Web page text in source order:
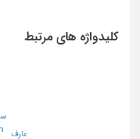
کلیدواژه های مرتبط
عارف